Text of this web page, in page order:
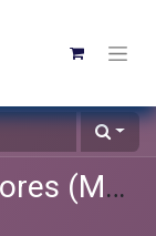
Clases Grabadas Anteriores (Material de apoyo para alumnos)